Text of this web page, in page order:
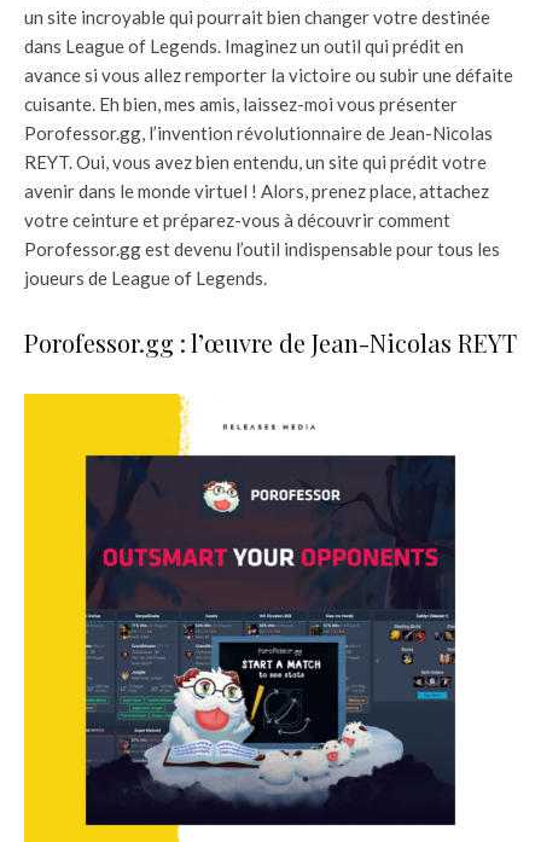
un site incroyable qui pourrait bien changer votre destinée
dans League of Legends. Imaginez un outil qui prédit en
avance si vous allez remporter la victoire ou subir une défaite
cuisante. Eh bien, mes amis, laissez-moi vous présenter
Porofessor.gg, l’invention révolutionnaire de Jean-Nicolas
REYT. Oui, vous avez bien entendu, un site qui prédit votre
avenir dans le monde virtuel ! Alors, prenez place, attachez
votre ceinture et préparez-vous à découvrir comment
Porofessor.gg est devenu l’outil indispensable pour tous les
joueurs de League of Legends.
Porofessor.gg : l’œuvre de Jean-Nicolas REYT